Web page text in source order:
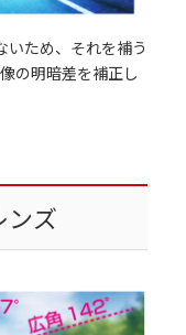
いため、それを補う
の明暗差を補正し
ンズ